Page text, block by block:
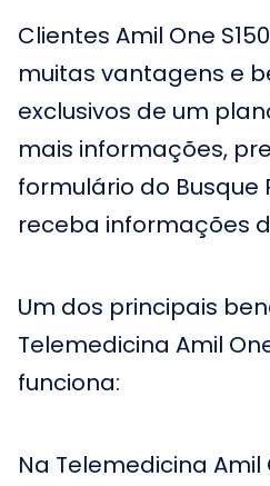
Clientes Amil One
muitas vantagens e
exclusivos de um
mais informações,
formulário do Busque
receba informações
Um dos principais
Telemedicina Amil
funciona:
Na Telemedicina